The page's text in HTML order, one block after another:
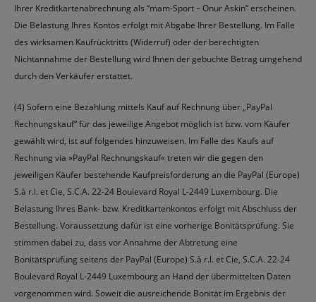
Ihrer Kreditkartenabrechnung als “mam-Sport – Onur Askin“ erscheinen.
Die Belastung Ihres Kontos erfolgt mit Abgabe Ihrer Bestellung. Im Falle
des wirksamen Kaufrücktritts (Widerruf) oder der berechtigten
Nichtannahme der Bestellung wird Ihnen der gebuchte Betrag umgehend
durch den Verkäufer erstattet.
(4) Sofern eine Bezahlung mittels Kauf auf Rechnung über „PayPal
Rechnungskauf“ für das jeweilige Angebot möglich ist bzw. vom Käufer
gewählt wird, ist auf folgendes hinzuweisen. Im Falle des Kaufs auf
Rechnung via »PayPal Rechnungskauf« treten wir die gegen den
jeweiligen Käufer bestehende Kaufpreisforderung an die PayPal (Europe)
S.à r.l. et Cie, S.C.A. 22-24 Boulevard Royal L-2449 Luxembourg. Die
Belastung Ihres Bank- bzw. Kreditkartenkontos erfolgt mit Abschluss der
Bestellung. Voraussetzung dafür ist eine vorherige Bonitätsprüfung. Sie
stimmen dabei zu, dass vor Annahme der Abtretung eine
Bonitätsprüfung seitens der PayPal (Europe) S.à r.l. et Cie, S.C.A. 22-24
Boulevard Royal L-2449 Luxembourg an Hand der übermittelten Daten
vorgenommen wird. Soweit die ausreichende Bonität im Ergebnis der